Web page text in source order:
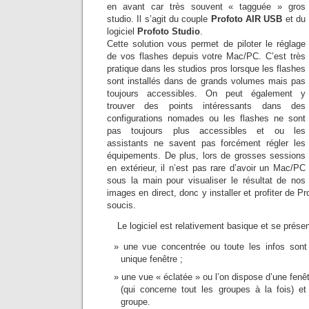
en avant car très souvent « tagguée » gros
studio. Il s’agit du couple Profoto AIR USB et du
logiciel Profoto Studio.
Cette solution vous permet de piloter le réglage
de vos flashes depuis votre Mac/PC. C’est très
pratique dans les studios pros lorsque les flashes
sont installés dans de grands volumes mais pas
toujours accessibles. On peut également y
trouver des points intéressants dans des
configurations nomades ou les flashes ne sont
pas toujours plus accessibles et ou les
assistants ne savent pas forcément régler les
équipements. De plus, lors de grosses sessions
en extérieur, il n’est pas rare d’avoir un Mac/PC
sous la main pour visualiser le résultat de nos
images en direct, donc y installer et profiter de
soucis.
Le logiciel est relativement basique et se
une vue concentrée ou toute les infos
unique fenêtre ;
une vue « éclatée » ou l’on dispose d’une
(qui concerne tout les groupes à la fois)
groupe.